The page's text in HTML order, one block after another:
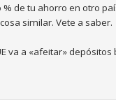
de tu ahorro en otro
similar. Vete a saber.
va a «afeitar»